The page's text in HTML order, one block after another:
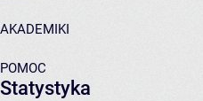
AKADEMIKI
POMOC
Statystyka